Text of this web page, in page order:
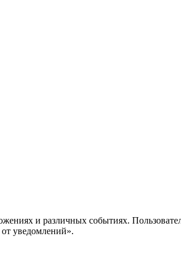
и различных событиях.
уведомлений».